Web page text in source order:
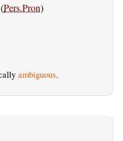
(Pers.Pron)
ambiguous.